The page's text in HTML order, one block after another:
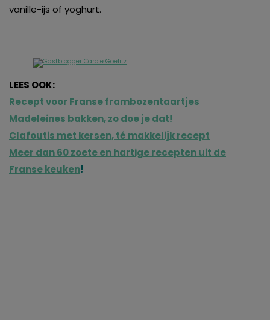
vanille-ijs of yoghurt.
LEES OOK:
Recept voor Franse frambozentaartjes
Madeleines bakken, zo doe je dat!
Clafoutis met kersen, té makkelijk recept
Meer dan 60 zoete en hartige recepten uit de
Franse keuken!